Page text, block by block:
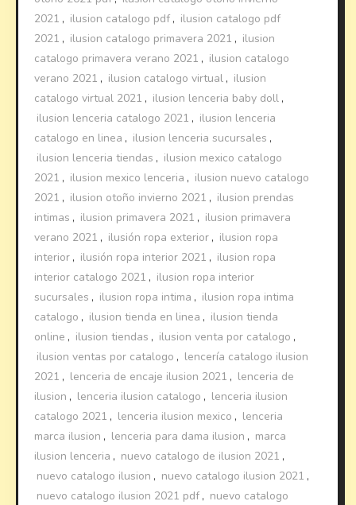
2021 , ilusion catalogo pdf , ilusion catalogo pdf
2021 , ilusion catalogo primavera 2021 , ilusion
catalogo primavera verano 2021 , ilusion catalogo
verano 2021 , ilusion catalogo virtual , ilusion
catalogo virtual 2021 , ilusion lenceria baby doll ,
ilusion lenceria catalogo 2021 , ilusion lenceria
catalogo en linea , ilusion lenceria sucursales ,
ilusion lenceria tiendas , ilusion mexico catalogo
2021 , ilusion mexico lenceria , ilusion nuevo catalogo
2021 , ilusion otoño invierno 2021 , ilusion prendas
intimas , ilusion primavera 2021 , ilusion primavera
verano 2021 , ilusión ropa exterior , ilusion ropa
interior , ilusión ropa interior 2021 , ilusion ropa
interior catalogo 2021 , ilusion ropa interior
sucursales , ilusion ropa intima , ilusion ropa intima
catalogo , ilusion tienda en linea , ilusion tienda
online , ilusion tiendas , ilusion venta por catalogo ,
ilusion ventas por catalogo , lencería catalogo ilusion
2021 , lenceria de encaje ilusion 2021 , lenceria de
ilusion , lenceria ilusion catalogo , lenceria ilusion
catalogo 2021 , lenceria ilusion mexico , lenceria
marca ilusion , lenceria para dama ilusion , marca
ilusion lenceria , nuevo catalogo de ilusion 2021 ,
nuevo catalogo ilusion , nuevo catalogo ilusion 2021 ,
nuevo catalogo ilusion 2021 pdf , nuevo catalogo